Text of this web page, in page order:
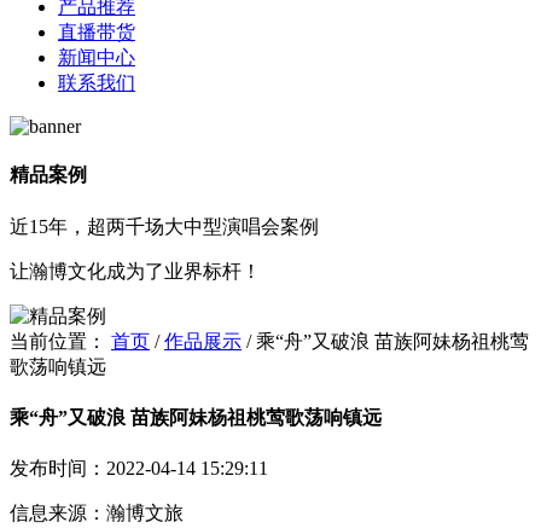
产品推荐
直播带货
新闻中心
联系我们
精品案例
近15年，超两千场大中型演唱会案例
让瀚博文化成为了业界标杆！
当前位置： 首页 /作品展示 /乘“舟”又破浪 苗族阿妹杨祖桃莺
歌荡响镇远
乘“舟”又破浪 苗族阿妹杨祖桃莺歌荡响镇远
发布时间：2022-04-14 15:29:11
信息来源：瀚博文旅